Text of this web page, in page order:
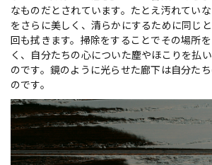
なものだとされています。たとえ汚れてい
をさらに美しく、清らかにするために同じ
回も拭きます。掃除をすることでその場所
く、自分たちの心についた塵やほこりを払
のです。鏡のように光らせた廊下は自分た
のです。